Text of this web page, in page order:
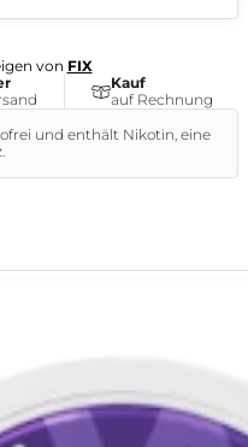
von FIX
Kauf
auf Rechnung
und enthält Nikotin, eine